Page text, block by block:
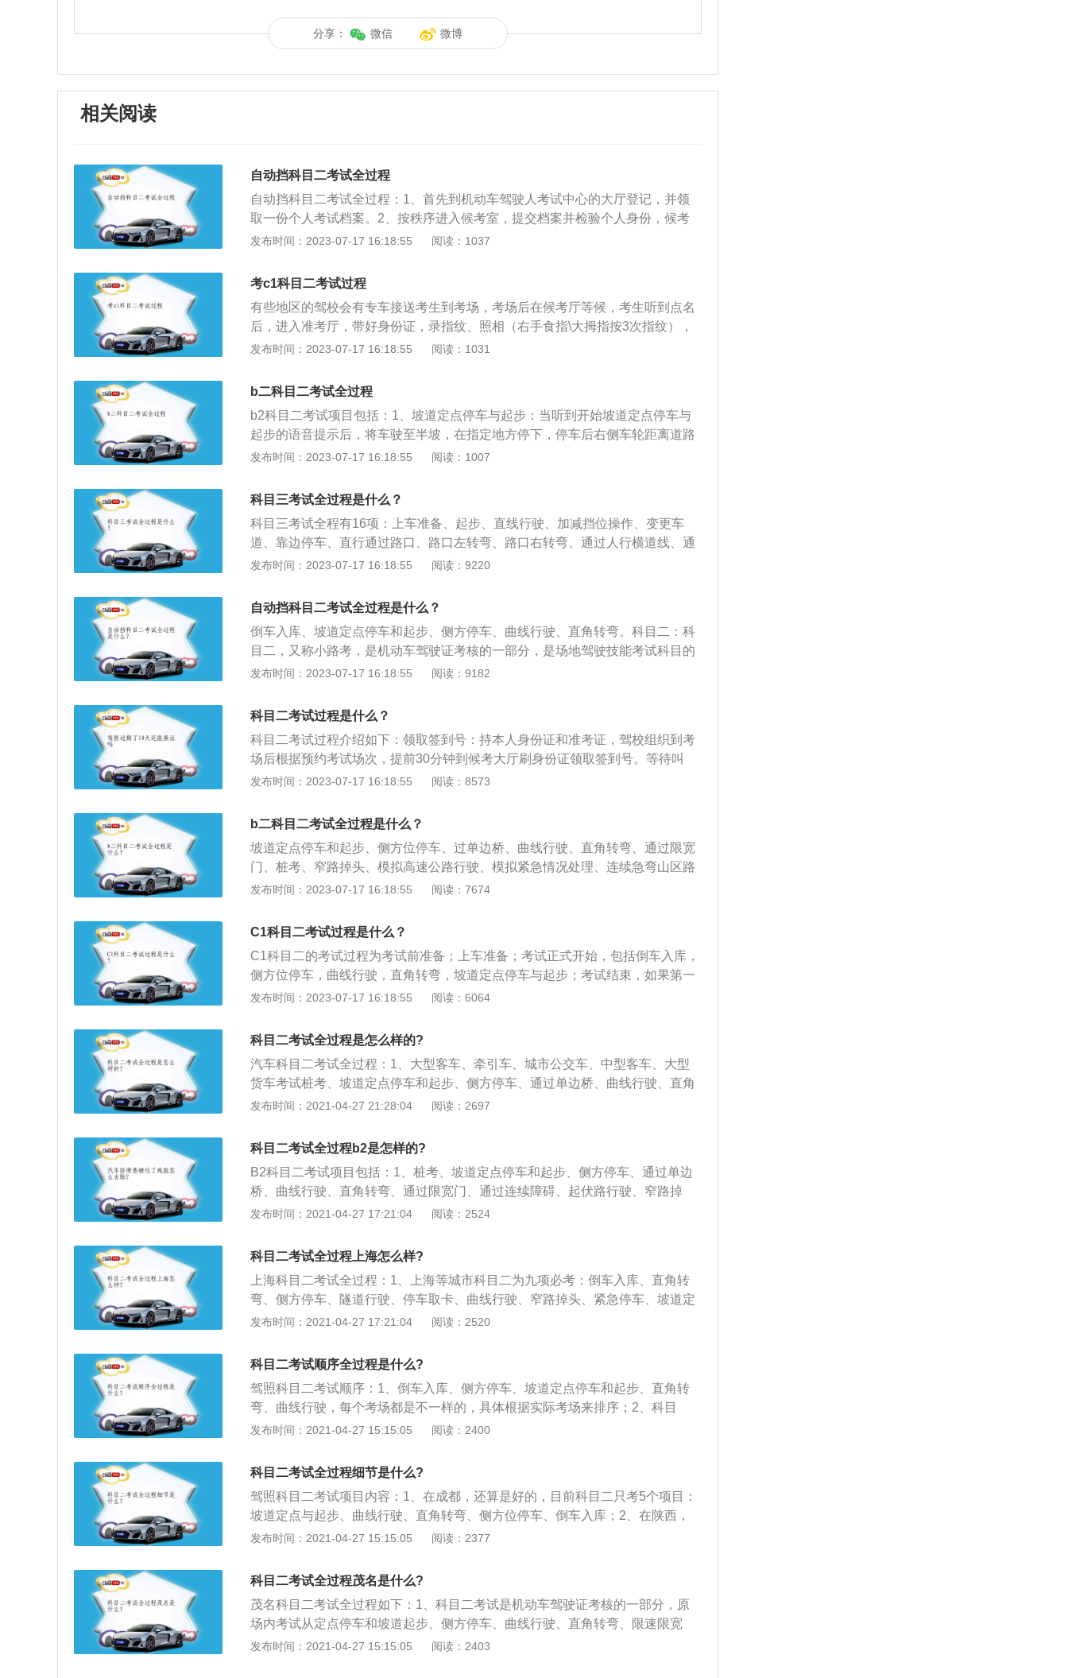
分享： 微信 微博
相关阅读
自动挡科目二考试全过程
自动挡科目二考试全过程：1、首先到机动车驾驶人考试中心的大厅登记，并领
取一份个人考试档案。2、按秩序进入候考室，提交档案并检验个人身份，候考
期间，学员可以留意电子显示屏上的个人姓名、身份证号、车辆号、考试区域等
稍等一会。没人考试的话，监考员也会点名要求上车考试。4、按照练车时的标
试结束，成绩合格”，如果不合格的，直接开回出发点，免费补考一次。补考仍不
合格的，本场考试结束。5、最后，成绩合格的，需要到考试中心确认成绩并签
字，方可离开考试场。不合格的，至少在10天后重新约考科目二。
发布时间：2023-07-17 16:18:55 阅读：1037
考c1科目二考试过程
有些地区的驾校会有专车接送考生到考场，考场后在候考厅等候，考生听到点名
后，进入准考厅，带好身份证，录指纹、照相（右手食指\大拇指按3次指纹），
在大候考厅等待考试，记住考试车号，叫到号的考生从考试区入口进入考试区，
身份。确认身份通过后开始考科目二需要考的内容。完成后系统会进行评分，如
容如下:1、倒车入库:为了调查驾驶人在现场操作汽车的能力，倒车入库是司机考
试中的一个考核点，即在运动中操纵车辆从两侧正确倒入车库。2、侧方停车:侧
方停车在城市中越来越普遍，尤其是在常规的停车位上更加紧张，很多地方在原
车和起步是驾驶员考试中科目二的一个考核点，考试要求在坡度大于或等于百分
之十、大于或等于30米坡长的坡道上的固定位置停车，考察方向、制动的协调配
合。4、直角转弯:直角转弯是驾驶员考试第二题的一个考核点，用来考核驾驶员
5、曲线驾驶:曲线驾驶是驾驶员考试中科目二的考核点，俗称S弯，考试要求车辆
全国统一的必考项目，部分地区考试内容会有不同，如上海实则考9项，浙江
省、福建省多地会考6项、7项。
发布时间：2023-07-17 16:18:55 阅读：1031
b二科目二考试全过程
b2科目二考试项目包括：1、坡道定点停车与起步：当听到开始坡道定点停车与
起步的语音提示后，将车驶至半坡，在指定地方停下，停车后右侧车轮距离道路
边缘线不超30厘米、不压道路边缘线、车头在最前方黄线内即可；2、侧方位停
入库中，倒车时不得中途停车，车轮不轧碰道路边线以及库位边线即可；3、通
过单边桥：开始通过单边桥的语音响起后，将车挂到二档以上挡位（含二挡），
然后向前行驶，使左侧前后车轮在单边桥上驶过，只要中途不停车，车轮不落桥
即可，右边车轮也是同理；4、曲线行驶：开始曲线行驶的语音响起后，将车从
弯道的一端驶入，在行驶的过程中保持平稳，行驶、转向的过程中不得中途停
弯的语音响起后，按指定路线驾驶车辆，然后向左或向右进行直角转弯，在此过
程中要一次性通过，中途不得停车、不能轧碰道路边线；6、通过限宽门：开始
通过限宽门的语音响起后，在不擦碰悬杆的情况下，以10千米每小时的速度通过
后，从起点倒入乙车库停正，随后两进两退移库至甲库停正再前进。从乙库出库
得超过8分钟；8、窄路掉头：将车驶到掉头路段停车，听到开始窄路掉头的语音
提示后，在5分钟内，以不超过三进两退的方式将车掉头；9、模拟高速公路：开
始模拟高速公路的语音响起后，将车驶至入口匝道，开启左转向灯，向左侧回头
观察来车情况，确认安全后，加速驶入行车道至最低限速后正常行驶，关闭转向
音系统会随机抽取紧急情况，如果是前方有障碍物的话，迅速制动、停车后开启
危险闪光灯即可。如果是爆胎等车辆故障，应合理减速根据后方道路情况慢慢将
车停下，开启危险报警闪光灯后，摆放警告标志，并撤离护栏外侧模拟报警；1
1、模拟连续急弯山路行驶：开始模拟连续急弯山路的语音响起后，行驶至弯道
前减速，然后靠右行驶，鸣喇叭后再驶入弯道，在此过程中不得占用对方车道；
求操作，抵达隧道时减速慢行，开启前大灯并鸣喇叭，抵达出口时，鸣喇叭并关
闭大灯。但要注意，不准鸣喇叭的区域不得鸣喇叭；13、模拟湿滑路面：开始模
拟湿滑路面的语音响起后，在湿滑路段前方减速，然后匀速通过湿滑路面即可；
开启雨刮器对应的挡位。雾天开启雾灯、前照灯、危险报警灯等；15、起伏路行
让车辆平稳的减速和加速；16、通过连续障碍：项目要点与技巧：培养对车轮行
驶轨迹和内外轮差的判断能力，掌握并熟悉方向的正确应用与目测距离的判断。
发布时间：2023-07-17 16:18:55 阅读：1007
科目三考试全过程是什么？
科目三考试全程有16项：上车准备、起步、直线行驶、加减挡位操作、变更车
道、靠边停车、直行通过路口、路口左转弯、路口右转弯、通过人行横道线、通
过学校区域、通过公共汽车站、会车、超车掉头、夜间行驶。科目三的介绍：又
路驾驶技能和安全文明驾驶常识考试科目的简称。不同的准驾车型道路驾驶技能
考试内容不同。考试规定：科目三道路驾驶技能考试的各有五次预约考试的机
会，预约后可以考试一次、补考一次。不参加补考或者补考仍不合格，应当重新
预约考试。
发布时间：2023-07-17 16:18:55 阅读：9220
自动挡科目二考试全过程是什么？
倒车入库、坡道定点停车和起步、侧方停车、曲线行驶、直角转弯。科目二：科
目二，又称小路考，是机动车驾驶证考核的一部分，是场地驾驶技能考试科目的
简称，C2考试项目包括倒车入库、侧方停车、直角转弯、曲线行驶（俗称S弯）
力；熟练掌握场地和场内道路驾驶的基本方法，具备合理使用车辆操纵机件、正
确控制车辆运动空间位置的能力，能够准确地控制车辆的行驶位置、速度和路
线。
发布时间：2023-07-17 16:18:55 阅读：9182
科目二考试过程是什么？
科目二考试过程介绍如下：领取签到号：持本人身份证和准考证，驾校组织到考
场后根据预约考试场次，提前30分钟到候考大厅刷身份证领取签到号。等待叫
号：考大厅等待，请注意大厅广播叫号和留意大厅屏幕显示的信息，叫到名字
时练车的位置，再调节后视镜，方便看点即可；向考官确认开始考试之后，就可
以根据语音提示开考。
发布时间：2023-07-17 16:18:55 阅读：8573
b二科目二考试全过程是什么？
坡道定点停车和起步、侧方位停车、过单边桥、曲线行驶、直角转弯、通过限宽
门、桩考、窄路掉头、模拟高速公路行驶、模拟紧急情况处理、连续急弯山区路
行驶、模拟紧急情况处理、模拟隧道行驶、雨雾天行驶。是b类驾驶证科目二考
库停正，随后两进两退移库至甲库停正，再前进从乙库出库至控制线，倒入甲库
停正，前进返回起点。车辆进退途中不得停车，运行时间不得超过8分钟。侧方
停车：车辆在库前方靠右停稳后，一次倒车入库，中途不得停车，车轮不轧碰车
道边线、库位边线。通过单边桥：考试过程中，中途不得停车，车轮不得落桥。
窄路掉头：车辆行驶至掉头路段靠右停车，不超过三进二退，将车辆掉头。考试
左直角转弯，一次通过，中途不得停车，车轮不得碰轧车道边线。曲线行驶：俗
称S弯。考试要求车辆在规定宽度的S型路面上行驶，不得挤压路边缘线，方向运
用自如。考核的是机动车驾驶人操纵转向、控制车辆曲线行驶的能力。目的是为
起步：控制车辆准确停车，平稳起步，车辆不得后溜。起步时间不得超过30s。
车情况，确认安全后，加速驶入行车道至最低限速后正常行驶，关闭转向灯。需
要变更车道时，应当开启准备驶入车道一侧的转向灯,观察来车情况，确认安全后
变更车道。驶出高速公路时，按照出口预告标志提前调整车速和车道。模拟紧急
情况处置：在正常行驶过程中，随机选取以下紧急情况之一，用语音或灯光等进
闪光灯；高速公路行驶遇爆胎等车辆故障时，合理减速、观察后方跟车情况、将
车平稳停于应急车道，开启危险报警闪光灯，发出乘员撤离至护栏外的提示，正
确摆放警告标志，驾驶人本人撤离至护栏外侧，模拟报警。模拟隧道行驶：车辆
行驶至隧道前观察隧道处道路交通标志，按标志要求操作。驶抵隧道时先减速，
开启前大灯，鸣喇叭，驶抵隧道出口时，鸣喇叭，关闭前大灯。禁止鸣喇叭的区
器挡位，雾天开启雾灯、示廓灯、前照灯、危险报警闪光灯。模拟湿滑路行驶：
进入湿滑路前，减速行驶，进入湿滑路后，使用低速挡匀速行驶，平稳控制车辆
方向通过。模拟连续急弯山区路行驶：车辆行驶至弯道前减速，靠右行驶，鸣喇
速度从三门之间穿越，不得碰擦悬杆。
发布时间：2023-07-17 16:18:55 阅读：7674
C1科目二考试过程是什么？
C1科目二的考试过程为考试前准备；上车准备；考试正式开始，包括倒车入库，
侧方位停车，曲线行驶，直角转弯，坡道定点停车与起步；考试结束，如果第一
次机会考试不合格，接着进行第二次考试。C1的申请年龄：C1驾驶证最低年龄
断能力、反应能力等测试。C1的准驾车型：C1驾驶证准驾范围为小型、微型载
客汽车及轻型、微型载货汽车；轻、小、微型专项作业车；小型载客汽车乘坐人
数小于或等于9人。C1驾驶证不能驾驶：大型客车、牵引车、城市公交车、中型
客车、大型货车、普通三轮摩托车、普通二轮摩托车、轻便摩托车、轮式自行机
械车、无轨电车、有轨电车。同时，C1证不能驾驶多出9座的车辆，不能驾驶总
发布时间：2023-07-17 16:18:55 阅读：6064
科目二考试全过程是怎么样的?
汽车科目二考试全过程：1、大型客车、牵引车、城市公交车、中型客车、大型
货车考试桩考、坡道定点停车和起步、侧方停车、通过单边桥、曲线行驶、直角
转弯、通过限宽门、通过连续障碍、起伏路行驶、窄路掉头，以及模拟高速公
车、小型自动挡汽车、残疾人专用小型自动挡载客汽车和低速载货汽车考试倒车
入库、坡道定点停车和起步、侧方停车、曲线行驶、直角转弯；3、三轮汽车、
普通三轮摩托车、普通二轮摩托车和轻便摩托车考试桩考、坡道定点停车和起
步、通过单边桥；4、轮式自行机械车、无轨电车、有轨电车的考试内容由省级
公安机关交通管理部门确定。
发布时间：2021-04-27 21:28:04 阅读：2697
科目二考试全过程b2是怎样的?
B2科目二考试项目包括：1、桩考、坡道定点停车和起步、侧方停车、通过单边
桥、曲线行驶、直角转弯、通过限宽门、通过连续障碍、起伏路行驶、窄路掉
头；2、以及模拟高速公路、连续急弯山区路、隧道、雨（雾）天、湿滑路、紧
协调配合，放松驻车制动杆的时机很关键，晚了汽车起不了步，发动机会熄火；
早了则会往后溜车；4、另外，各人身材不同，座位前后不一，偏差总是有的。
另外，即使是同一型号的轿车，也有因生产年份、批次、厂家的不同，不能死搬
教条，应根据实际情况确定。
发布时间：2021-04-27 17:21:04 阅读：2524
科目二考试全过程上海怎么样?
上海科目二考试全过程：1、上海等城市科目二为九项必考：倒车入库、直角转
弯、侧方停车、隧道行驶、停车取卡、曲线行驶、窄路掉头、紧急停车、坡道定
点停车和起步；2、上海9个项目比大多数地方的5个项目多了4个项目，那么这挂
己这边考5个项目很难考；3、如果你有这样想过，那么请想想上海那边是怎么考
的，相比他们而言，你是幸运的，毕竟只考5个项目或6个项目。
发布时间：2021-04-27 17:21:04 阅读：2520
科目二考试顺序全过程是什么?
驾照科目二考试顺序：1、倒车入库、侧方停车、坡道定点停车和起步、直角转
弯、曲线行驶，每个考场都是不一样的，具体根据实际考场来排序；2、科目
二，又称路径考试，是机动车驾驶证考核的一部分，是现场驾驶技能考试科目的
弯道行驶五项必须的考试，有些地方又新增加了停车取车项目。
发布时间：2021-04-27 15:15:05 阅读：2400
科目二考试全过程细节是什么?
驾照科目二考试项目内容：1、在成都，还算是好的，目前科目二只考5个项目：
坡道定点与起步、曲线行驶、直角转弯、侧方位停车、倒车入库；2、在陕西，
科目二要考8个项目：窄路掉头、模拟湿滑路面行驶、模拟隧道行驶、倒车入
二要考7个项目：模拟湿滑路面行驶、模拟隧道行驶、倒车入库、坡道定点停车
与起步、侧方停车、曲线行驶、直角转弯。
发布时间：2021-04-27 15:15:05 阅读：2377
科目二考试全过程茂名是什么?
茂名科目二考试全过程如下：1、科目二考试是机动车驾驶证考核的一部分，原
场内考试从定点停车和坡道起步、侧方停车、曲线行驶、直角转弯、限速限宽
门、连续障碍、百米加减挡、起伏路行驶九项中选择三项；2、更改之后的科目
发布时间：2021-04-27 15:15:05 阅读：2403